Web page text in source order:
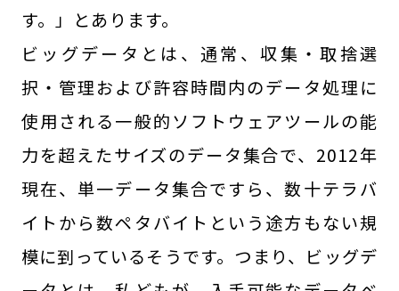
す。」とあります。
ビッグデータとは、通常、収集・取捨選
択・管理および許容時間内のデータ処理に
使用される一般的ソフトウェアツールの能
力を超えたサイズのデータ集合で、2012年
現在、単一データ集合ですら、数十テラバ
イトから数ペタバイトという途方もない規
模に到っているそうです。つまり、ビッグデ